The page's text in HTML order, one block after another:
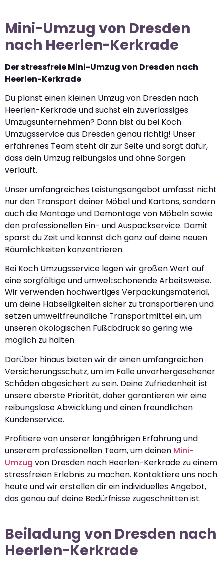
Mini-Umzug von Dresden
nach Heerlen-Kerkrade
Der stressfreie Mini-Umzug von Dresden nach
Heerlen-Kerkrade
Du planst einen kleinen Umzug von Dresden nach
Heerlen-Kerkrade und suchst ein zuverlässiges
Umzugsunternehmen? Dann bist du bei Koch
Umzugsservice aus Dresden genau richtig! Unser
erfahrenes Team steht dir zur Seite und sorgt dafür,
dass dein Umzug reibungslos und ohne Sorgen
verläuft.
Unser umfangreiches Leistungsangebot umfasst nicht
nur den Transport deiner Möbel und Kartons, sondern
auch die Montage und Demontage von Möbeln sowie
den professionellen Ein- und Auspackservice. Damit
sparst du Zeit und kannst dich ganz auf deine neuen
Räumlichkeiten konzentrieren.
Bei Koch Umzugsservice legen wir großen Wert auf
eine sorgfältige und umweltschonende Arbeitsweise.
Wir verwenden hochwertiges Verpackungsmaterial,
um deine Habseligkeiten sicher zu transportieren und
setzen umweltfreundliche Transportmittel ein, um
unseren ökologischen Fußabdruck so gering wie
möglich zu halten.
Darüber hinaus bieten wir dir einen umfangreichen
Versicherungsschutz, um im Falle unvorhergesehener
Schäden abgesichert zu sein. Deine Zufriedenheit ist
unsere oberste Priorität, daher garantieren wir eine
reibungslose Abwicklung und einen freundlichen
Kundenservice.
Profitiere von unserer langjährigen Erfahrung und
unserem professionellen Team, um deinen Mini-
Umzug von Dresden nach Heerlen-Kerkrade zu einem
stressfreien Erlebnis zu machen. Kontaktiere uns noch
heute und wir erstellen dir ein individuelles Angebot,
das genau auf deine Bedürfnisse zugeschnitten ist.
Beiladung von Dresden nach
Heerlen-Kerkrade